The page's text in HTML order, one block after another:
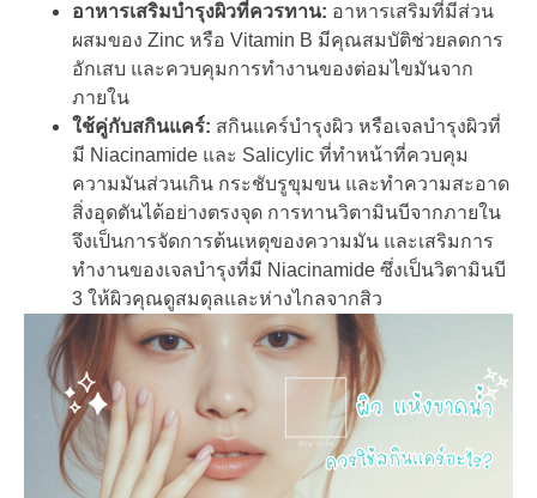
อาหารเสริมบำรุงผิวที่ควรทาน: อาหารเสริมที่มีส่วน
ผสมของ Zinc หรือ Vitamin B มีคุณสมบัติช่วยลดการ
อักเสบ และควบคุมการทำงานของต่อมไขมันจาก
ภายใน
ใช้คู่กับสกินแคร์: สกินแคร์บำรุงผิว หรือเจลบำรุงผิวที่
มี Niacinamide และ Salicylic ที่ทำหน้าที่ควบคุม
ความมันส่วนเกิน กระชับรูขุมขน และทำความสะอาด
สิ่งอุดตันได้อย่างตรงจุด การทานวิตามินบีจากภายใน
จึงเป็นการจัดการต้นเหตุของความมัน และเสริมการ
ทำงานของเจลบำรุงที่มี Niacinamide ซึ่งเป็นวิตามินบี
3 ให้ผิวคุณดูสมดุลและห่างไกลจากสิว